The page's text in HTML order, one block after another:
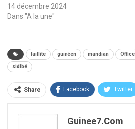
14 décembre 2024
Dans "A la une"
faillite guinéen mandian Office
sidibé
Share Facebook Twitter
Guinee7.com